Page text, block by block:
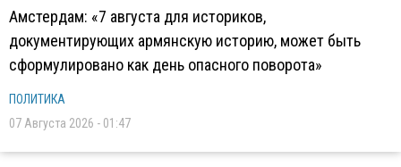
Амстердам: «7 августа для историков,
документирующих армянскую историю, может быть
сформулировано как день опасного поворота»
ПОЛИТИКА
07 Августа 2026 - 01:47